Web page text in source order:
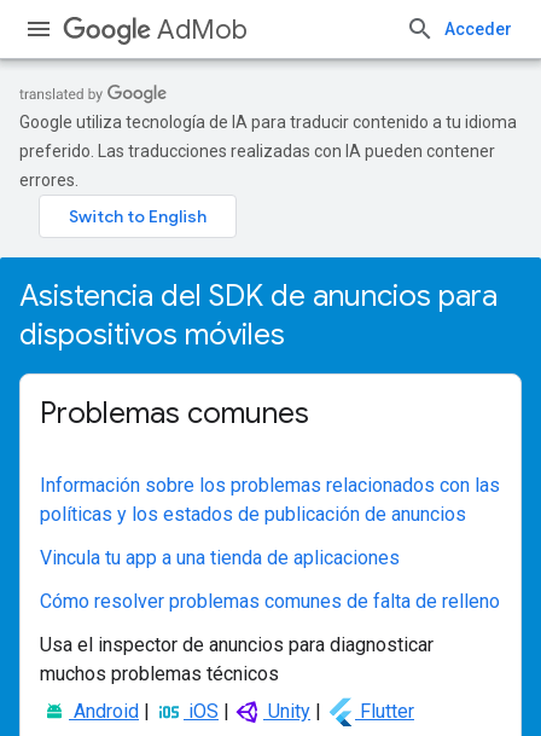
AdMob Acceder
Google utiliza tecnología de IA para traducir contenido a tu idioma
preferido. Las traducciones realizadas con IA pueden contener
errores.
Asistencia del SDK de anuncios para
dispositivos móviles
Problemas comunes
Información sobre los problemas relacionados con las
políticas y los estados de publicación de anuncios
Vincula tu app a una tienda de aplicaciones
Cómo resolver problemas comunes de falta de relleno
Usa el inspector de anuncios para diagnosticar
muchos problemas técnicos
Android | iOS | Unity | Flutter